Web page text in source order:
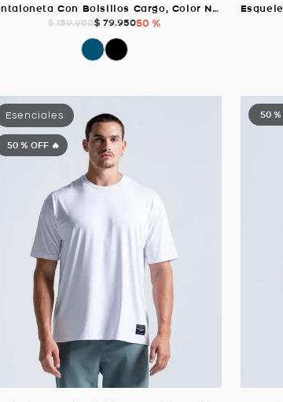
Pantaloneta Con Bolsillos Cargo, Color NEGRO Para Hombre
$ 159.900$ 79.95050 %
50 % OFF 🔥
50 %